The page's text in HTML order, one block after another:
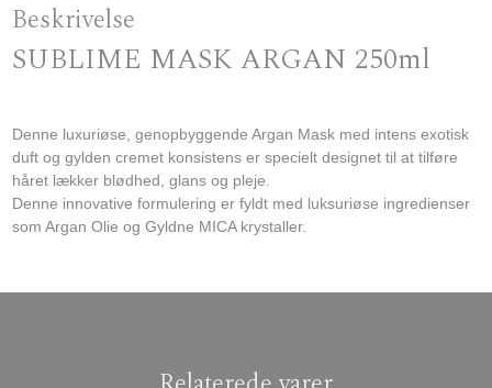
Beskrivelse
SUBLIME MASK ARGAN 250ml
Denne luxuriøse, genopbyggende Argan Mask med intens exotisk
duft og gylden cremet konsistens er specielt designet til at tilføre
håret lækker blødhed, glans og pleje.
Denne innovative formulering er fyldt med luksuriøse ingredienser
som Argan Olie og Gyldne MICA krystaller.